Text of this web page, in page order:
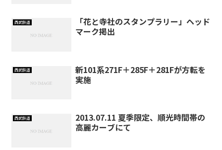
西武鉄道
「花と寺社のスタンプラリー」ヘッド
マーク掲出
西武鉄道
新101系271F＋285F＋281Fが方転を
実施
西武鉄道
2013.07.11 夏季限定、順光時間帯の
高麗カーブにて